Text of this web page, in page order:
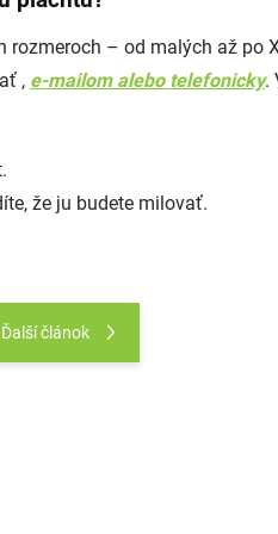
rozmeroch – od malých až po
, e-mailom alebo telefonicky.
že ju budete milovať.
Ďalší článok